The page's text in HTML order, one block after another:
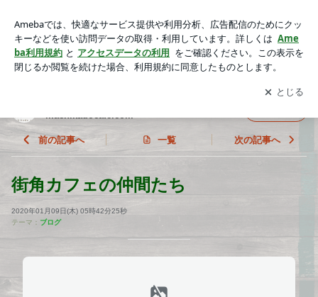
http://machikadocafe.com
アプリをダウンロードして ブログの更新通知
を受け取りまし
ょう。
開く
machikadocafe.com
前の記事へ 一覧 次の記事へ
街角カフェの仲間たち
2020年01月09日(木) 05時42分25秒
テーマ： ブログ